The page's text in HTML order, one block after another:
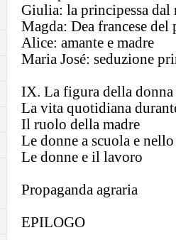
Giulia: la principessa dal
Magda: Dea francese del
Alice: amante e madre
Maria José: seduzione
IX. La figura della
La vita quotidiana
Il ruolo della madre
Le donne a scuola e
Le donne e il lavoro
Propaganda agraria
EPILOGO